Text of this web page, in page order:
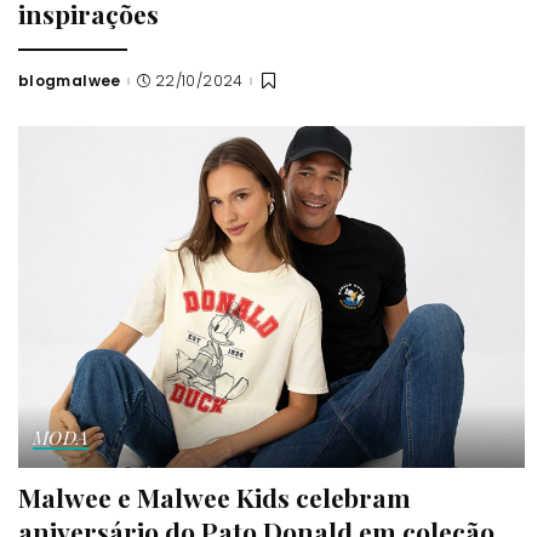
inspirações
Posted
blogmalwee 22/10/2024
MODA
Malwee e Malwee Kids celebram